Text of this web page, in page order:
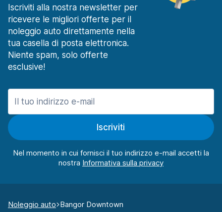
Iscriviti alla nostra newsletter per
ricevere le migliori offerte per il
noleggio auto direttamente nella
tua casella di posta elettronica.
Niente spam, solo offerte
esclusive!
Iscriviti
Nel momento in cui fornisci il tuo indirizzo e-mail accetti la
nostra
Noleggio auto Bangor Downtown